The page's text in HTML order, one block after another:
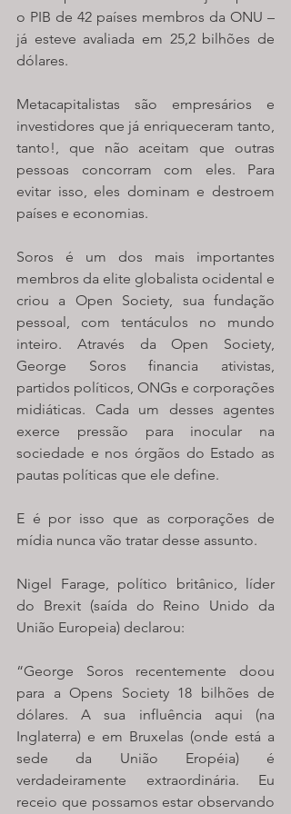
o PIB de 42 países membros da ONU –
já esteve avaliada em 25,2 bilhões de
dólares.
Metacapitalistas são empresários e
investidores que já enriqueceram tanto,
tanto!, que não aceitam que outras
pessoas concorram com eles. Para
evitar isso, eles dominam e destroem
países e economias.
Soros é um dos mais importantes
membros da elite globalista ocidental e
criou a Open Society, sua fundação
pessoal, com tentáculos no mundo
inteiro. Através da Open Society,
George Soros financia ativistas,
partidos políticos, ONGs e corporações
midiáticas. Cada um desses agentes
exerce pressão para inocular na
sociedade e nos órgãos do Estado as
pautas políticas que ele define.
E é por isso que as corporações de
mídia nunca vão tratar desse assunto.
Nigel Farage, político britânico, líder
do Brexit (saída do Reino Unido da
União Europeia) declarou:
“George Soros recentemente doou
para a Opens Society 18 bilhões de
dólares. A sua influência aqui (na
Inglaterra) e em Bruxelas (onde está a
sede da União Eropéia) é
verdadeiramente extraordinária. Eu
receio que possamos estar observando